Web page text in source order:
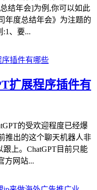
结年会]为例,你可以如此
年度总结年会》为注题的
:1、要...
扩展程序插件有
的受欢迎程度已经爆
推出的这个聊天机器人非
上。ChatGPT目前只能
方网站...